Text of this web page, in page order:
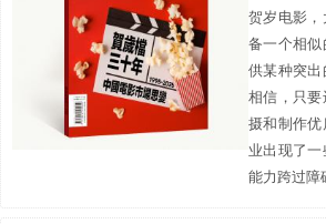
贺岁电影
备一个相似
供某种突出
相信，只要
摄和制作
业出现了
能力跨过障